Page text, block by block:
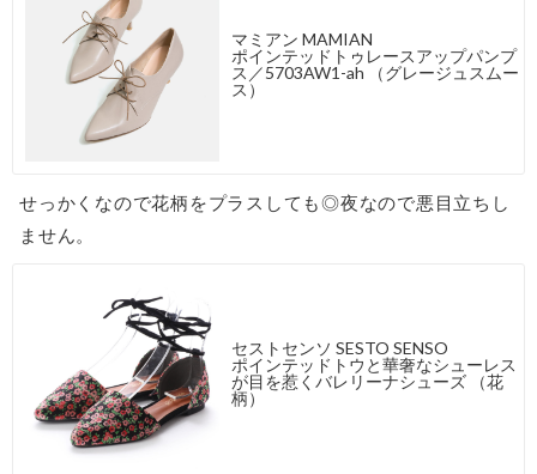
マミアン MAMIAN
ポインテッドトゥレースアップパンプ
ス／5703AW1-ah （グレージュスムー
ス）
せっかくなので花柄をプラスしても◎夜なので悪目立ちし
ません。
セストセンソ SESTO SENSO
ポインテッドトウと華奢なシューレス
が目を惹くバレリーナシューズ （花
柄）